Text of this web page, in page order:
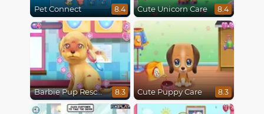
Pet Connect 8.4 Cute Unicorn Care 8.4
Barbie Pup Rescue 8.3 Cute Puppy Care 8.3